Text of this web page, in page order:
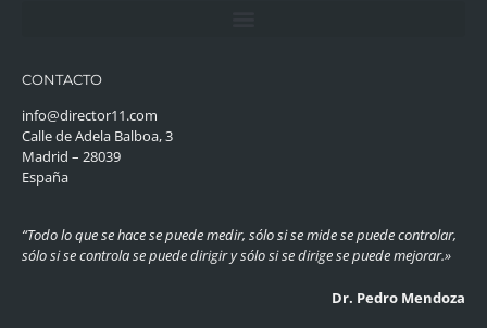
CONTACTO
info@director11.com
Calle de Adela Balboa, 3
Madrid – 28039
España
“Todo lo que se hace se puede medir, sólo si se mide se puede controlar,
sólo si se controla se puede dirigir y sólo si se dirige se puede mejorar.»
Dr. Pedro Mendoza